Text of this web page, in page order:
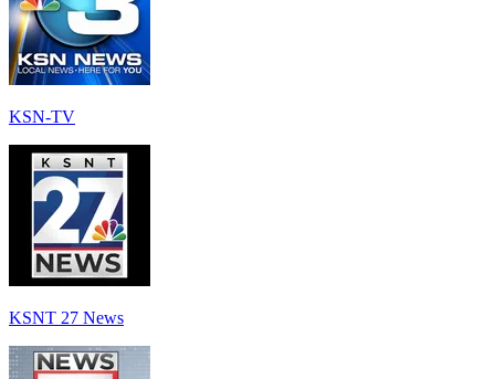
KSN-TV
KSNT 27 News